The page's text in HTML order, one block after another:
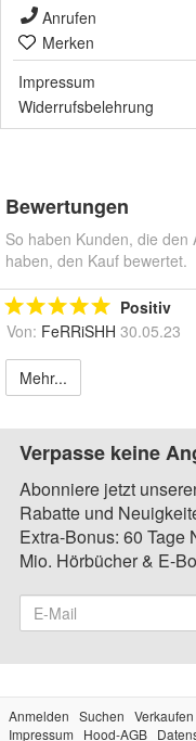
Anrufen
Merken
Impressum
Widerrufsbelehrung
Bewertungen
So haben Kunden, die
haben, den Kauf bewertet.
Positiv
Von: FeRRiSHH 30.05.23
Mehr...
Verpasse keine
Abonniere jetzt
Rabatte und
Extra-Bonus: 60 Tage
Mio. Hörbücher & E-
Anmelden Suchen Verkaufen
Impressum
Hood-AGB